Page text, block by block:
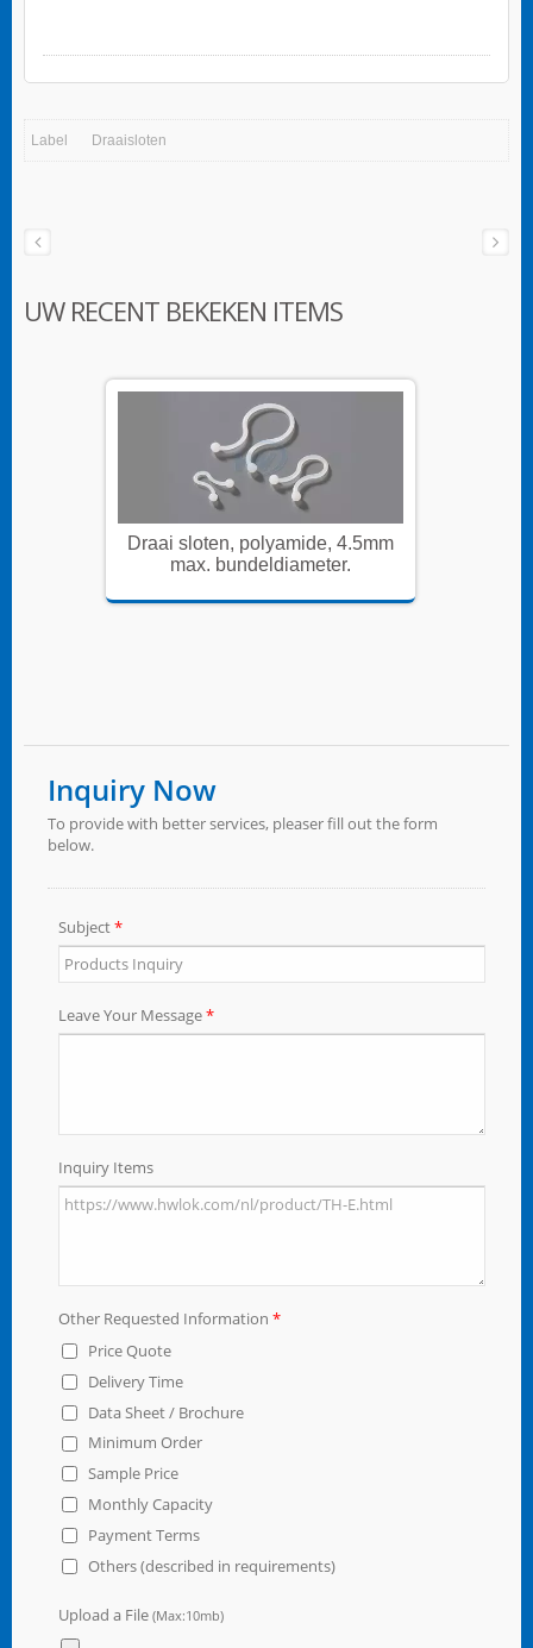
Label Draaisloten
UW RECENT BEKEKEN ITEMS
Draai sloten, polyamide, 4.5mm
max. bundeldiameter.